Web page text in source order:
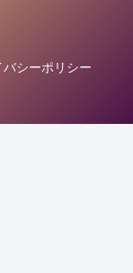
バシーポリシー